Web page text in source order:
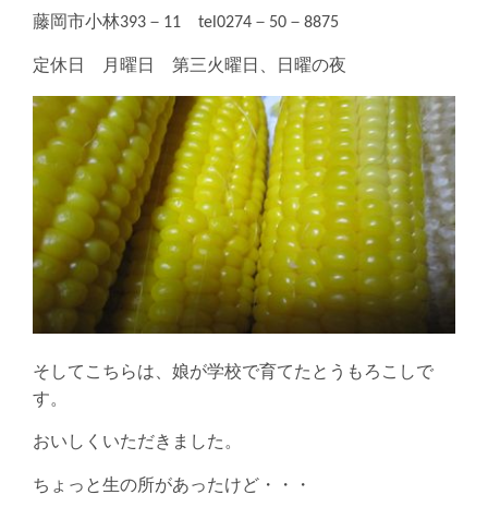
藤岡市小林393－11 tel0274－50－8875
定休日 月曜日 第三火曜日、日曜の夜
そしてこちらは、娘が学校で育てたとうもろこしで
す。
おいしくいただきました。
ちょっと生の所があったけど・・・